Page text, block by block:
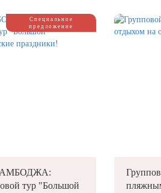
Специальное
предложение
тур "Большой